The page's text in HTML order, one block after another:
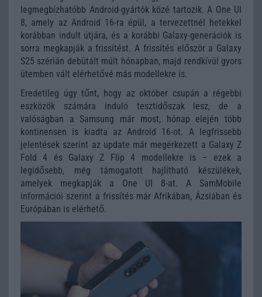
legmegbízhatóbb Android-gyártók közé tartozik. A One UI
8, amely az Android 16-ra épül, a tervezettnél hetekkel
korábban indult útjára, és a korábbi Galaxy-generációk is
sorra megkapják a frissítést. A frissítés először a Galaxy
S25 szérián debütált múlt hónapban, majd rendkívül gyors
ütemben vált elérhetővé más modellekre is.
Eredetileg úgy tűnt, hogy az október csupán a régebbi
eszközök számára induló tesztidőszak lesz, de a
valóságban a Samsung már most, hónap elején több
kontinensen is kiadta az Android 16-ot. A legfrissebb
jelentések szerint az update már megérkezett a Galaxy Z
Fold 4 és Galaxy Z Flip 4 modellekre is – ezek a
legidősebb, még támogatott hajlítható készülékek,
amelyek megkapják a One UI 8-at. A SamMobile
információi szerint a frissítés már Afrikában, Ázsiában és
Európában is elérhető.